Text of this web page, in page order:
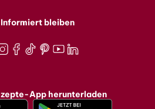
Informiert bleiben
App herunterladen